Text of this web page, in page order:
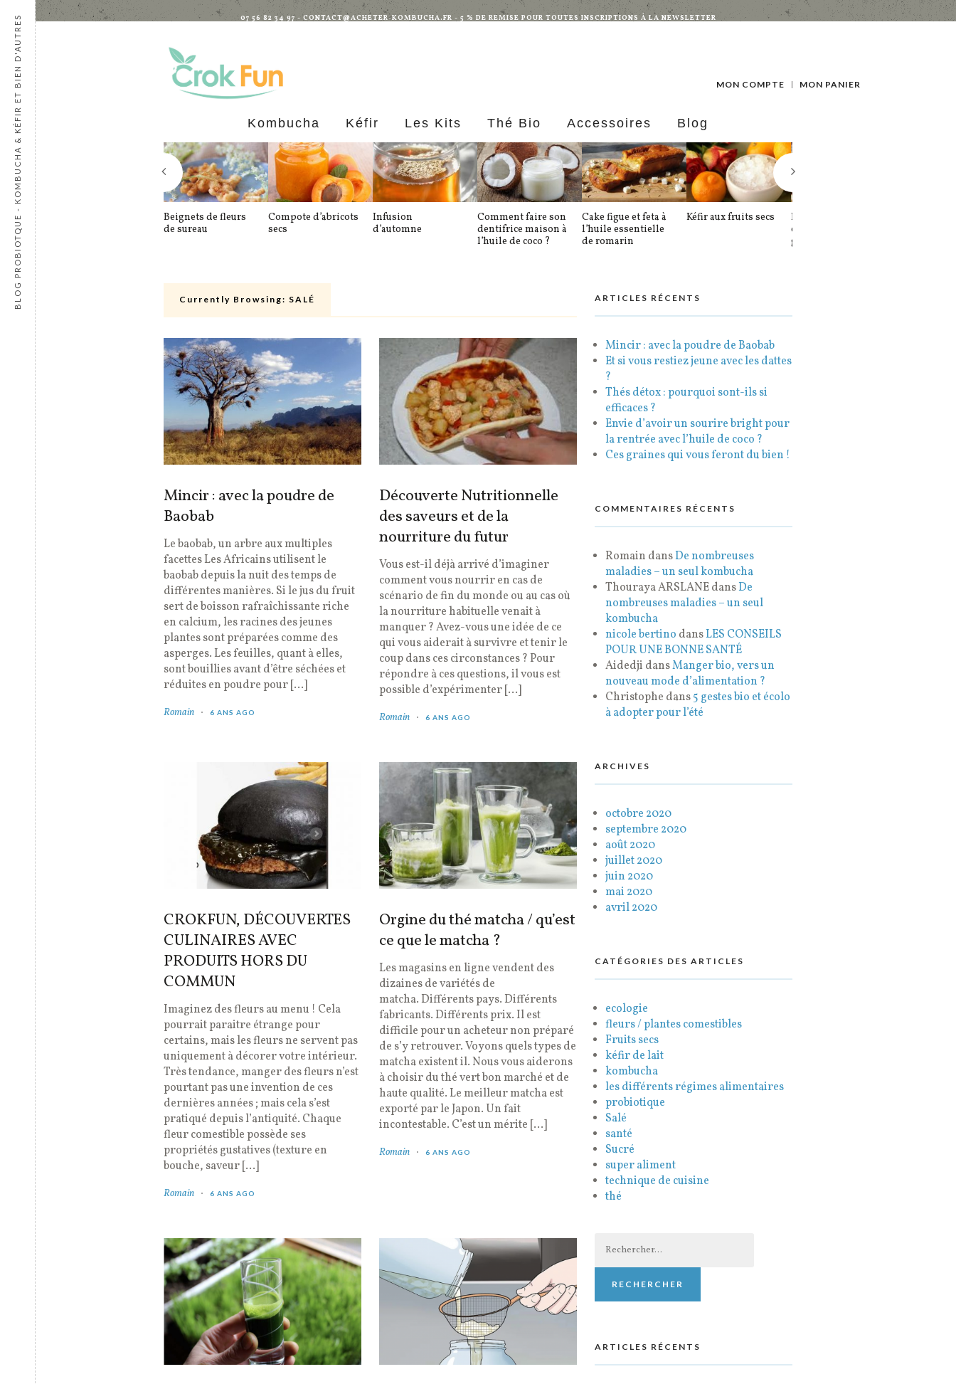
07 56 82 34 97 - CONTACT@ACHETER-KOMBUCHA.FR - 5 % DE REMISE POUR TOUTES INSCRIPTIONS À LA NEWSLETTER
MON COMPTE MON PANIER
Kombucha Kéfir Les Kits Thé Bio Accessoires Blog
Beignets de fleurs
de sureau
Compote d’abricots
secs
Infusion
d’automne
Comment faire son
dentifrice maison à
l’huile de coco ?
Cake figue et feta à
l’huile essentielle
de romarin
Kéfir aux fruits secs
Knækbrød ou
crackers danois aux
graines
Currently Browsing: SALÉ
Mincir : avec la poudre de
Baobab
Le baobab, un arbre aux multiples
facettes Les Africains utilisent le
baobab depuis la nuit des temps de
différentes manières. Si le jus du fruit
sert de boisson rafraîchissante riche
en calcium, les racines des jeunes
plantes sont préparées comme des
asperges. Les feuilles, quant à elles,
sont bouillies avant d’être séchées et
réduites en poudre pour […]
Romain 6 ANS AGO
Découverte Nutritionnelle
des saveurs et de la
nourriture du futur
Vous est-il déjà arrivé d’imaginer
comment vous nourrir en cas de
scénario de fin du monde ou au cas où
la nourriture habituelle venait à
manquer ? Avez-vous une idée de ce
qui vous aiderait à survivre et tenir le
coup dans ces circonstances ? Pour
répondre à ces questions, il vous est
possible d’expérimenter […]
Romain 6 ANS AGO
CROKFUN, DÉCOUVERTES
CULINAIRES AVEC
PRODUITS HORS DU
COMMUN
Imaginez des fleurs au menu ! Cela
pourrait paraitre étrange pour
certains, mais les fleurs ne servent pas
uniquement à décorer votre intérieur.
Très tendance, manger des fleurs n’est
pourtant pas une invention de ces
dernières années ; mais cela s’est
pratiqué depuis l’antiquité. Chaque
fleur comestible possède ses
propriétés gustatives (texture en
bouche, saveur […]
Romain 6 ANS AGO
Orgine du thé matcha / qu’est
ce que le matcha ?
Les magasins en ligne vendent des
dizaines de variétés de
matcha. Différents pays. Différents
fabricants. Différents prix. Il est
difficile pour un acheteur non préparé
de s’y retrouver. Voyons quels types de
matcha existent il. Nous vous aiderons
à choisir du thé vert bon marché et de
haute qualité. Le meilleur matcha est
exporté par le Japon. Un fait
incontestable. C’est un mérite […]
Romain 6 ANS AGO
ARTICLES RÉCENTS
Mincir : avec la poudre de Baobab
Et si vous restiez jeune avec les dattes
?
Thés détox : pourquoi sont-ils si
efficaces ?
Envie d’avoir un sourire bright pour
la rentrée avec l’huile de coco ?
Ces graines qui vous feront du bien !
COMMENTAIRES RÉCENTS
Romain dansDe nombreuses
maladies – un seul kombucha
Thouraya ARSLANEdansDe
nombreuses maladies – un seul
kombucha
nicole bertino dansLES CONSEILS
POUR UNE BONNE SANTÉ
Aidedji dansManger bio, vers un
nouveau mode d’alimentation ?
Christophe dans5 gestes bio et écolo
à adopter pour l’été
ARCHIVES
octobre 2020
septembre 2020
août 2020
juillet 2020
juin 2020
mai 2020
avril 2020
CATÉGORIES DES ARTICLES
ecologie
fleurs / plantes comestibles
Fruits secs
kéfir de lait
kombucha
les différents régimes alimentaires
probiotique
Salé
santé
Sucré
super aliment
technique de cuisine
thé
ARTICLES RÉCENTS
BLOG PROBIOTQUE - KOMBUCHA & KÉFIR ET BIEN D'AUTRES